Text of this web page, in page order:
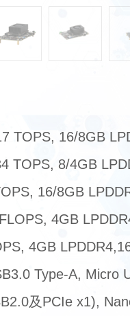
TOPS, 16/8GB
TOPS, 8/4GB
16/8GB
4GB
4GB
Type-A, Micro
及PCIe x1),